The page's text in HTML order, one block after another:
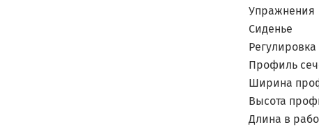
Упражнения
Сиденье
Профиль
Ширина
Высота
Длина в